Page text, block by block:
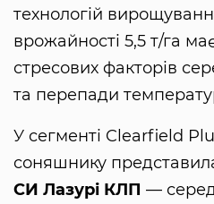
технологій
врожайності 5,5 т/га
стресових факторів
та перепади
У сегменті Clearfield
соняшнику
СИ Лазурі КЛП —